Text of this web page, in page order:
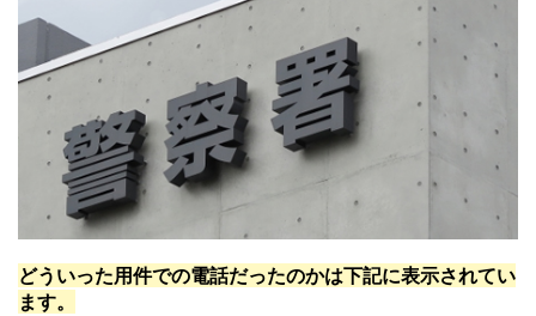
どういった用件での電話だったのかは下記に表示されてい
ます。